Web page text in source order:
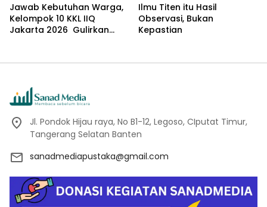
Jawab Kebutuhan Warga,
Kelompok 10 KKL IIQ
Jakarta 2026 Gulirkan
Ilmu Titen itu Hasil
Observasi, Bukan
Kepastian
Jl. Pondok Hijau raya, No B1-12, Legoso, CIputat Timur,
Tangerang Selatan Banten
sanadmediapustaka@gmail.com